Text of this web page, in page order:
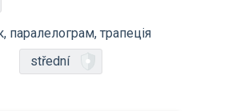
паралелограм, трапеція
střední